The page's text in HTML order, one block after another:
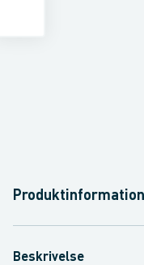
Produktinformation
Beskrivelse